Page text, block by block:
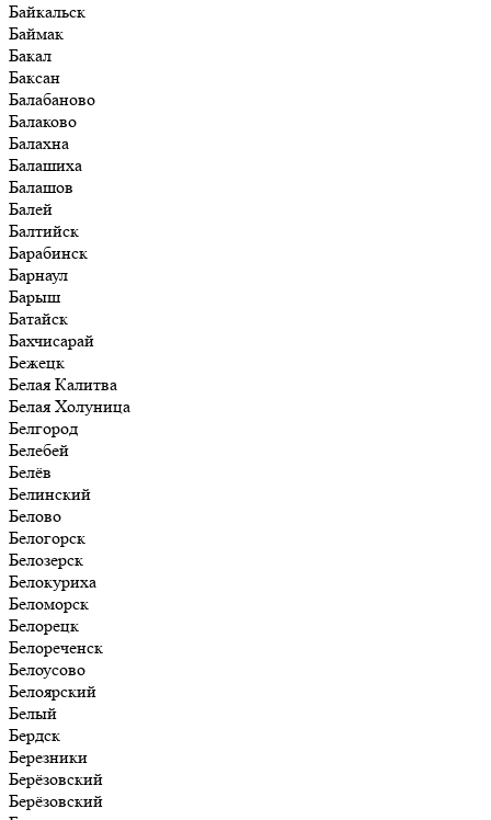
Байкальск
Баймак
Бакал
Баксан
Балабаново
Балаково
Балахна
Балашиха
Балашов
Балей
Балтийск
Барабинск
Барнаул
Барыш
Батайск
Бахчисарай
Бежецк
Белая Калитва
Белая Холуница
Белгород
Белебей
Белёв
Белинский
Белово
Белогорск
Белозерск
Белокуриха
Беломорск
Белорецк
Белореченск
Белоусово
Белоярский
Белый
Бердск
Березники
Берёзовский
Берёзовский